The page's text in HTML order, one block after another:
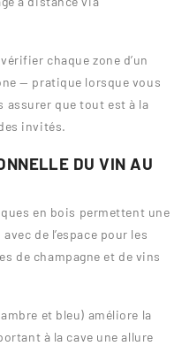
chaque zone d’un
— pratique lorsque vous
assurer que tout est à la
invités.
DU VIN AU
en bois permettent une
de l’espace pour les
de champagne et de vins
et bleu) améliore la
à la cave une allure